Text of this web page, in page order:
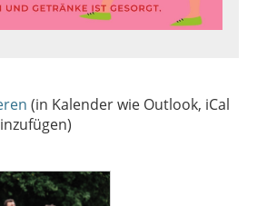
(in Kalender wie Outlook, iCal